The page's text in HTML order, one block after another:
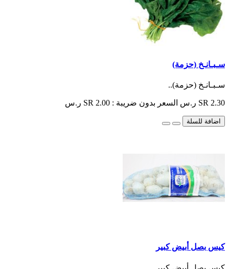
سـبـانـخ (حزمة)
سـبـانـخ (حزمة)..
SR 2.30 ر.س السعر بدون ضريبة : SR 2.00 ر.س
اضافة للسلة
كيس بصل أبيض كبير